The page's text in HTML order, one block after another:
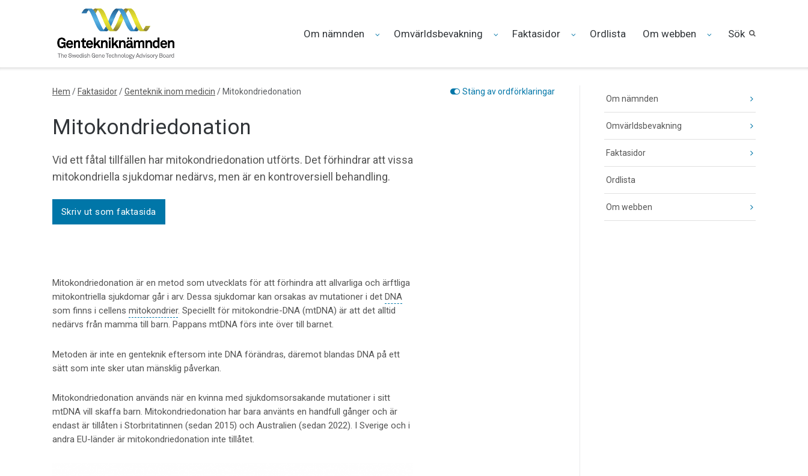
Om nämnden Omvärldsbevakning Faktasidor Ordlista Om webben Sök
Hem / Faktasidor/Genteknik inom medicin / Mitokondriedonation Stäng av ordförklaringar
Mitokondriedonation
Vid ett fåtal tillfällen har mitokondriedonation utförts. Det förhindrar att vissa
mitokondriella sjukdomar nedärvs, men är en kontroversiell behandling.
Skriv ut som faktasida
Mitokondriedonation är en metod som utvecklats för att förhindra att allvarliga och ärftliga
mitokontriella sjukdomar går i arv. Dessa sjukdomar kan orsakas av mutationer i det DNA
som finns i cellens mitokondrier. Speciellt för mitokondrie-DNA (mtDNA) är att det alltid
nedärvs från mamma till barn. Pappans mtDNA förs inte över till barnet.
Metoden är inte en genteknik eftersom inte DNA förändras, däremot blandas DNA på ett
sätt som inte sker utan mänsklig påverkan.
Mitokondriedonation används när en kvinna med sjukdomsorsakande mutationer i sitt
mtDNA vill skaffa barn. Mitokondriedonation har bara använts en handfull gånger och är
endast är tillåten i Storbritatinnen (sedan 2015) och Australien (sedan 2022). I Sverige och i
andra EU-länder är mitokondriedonation inte tillåtet.
Om nämnden
Omvärldsbevakning
Faktasidor
Ordlista
Om webben